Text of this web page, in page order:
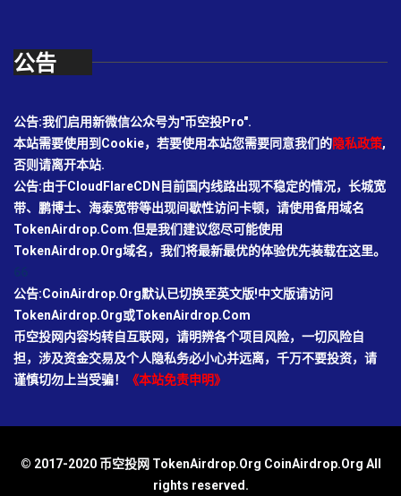
公告
公告:我们启用新微信公众号为"币空投Pro".
本站需要使用到Cookie，若要使用本站您需要同意我们的隐私政策,
否则请离开本站.
公告:由于CloudFlareCDN目前国内线路出现不稳定的情况，长城宽
带、鹏博士、海泰宽带等出现间歇性访问卡顿，请使用备用域名
TokenAirdrop.Com.但是我们建议您尽可能使用
TokenAirdrop.Org域名，我们将最新最优的体验优先装载在这里。
公告:CoinAirdrop.Org默认已切换至英文版!中文版请访问
TokenAirdrop.Org或TokenAirdrop.Com
币空投网内容均转自互联网，请明辨各个项目风险，一切风险自
担，涉及资金交易及个人隐私务必小心并远离，千万不要投资，请
谨慎切勿上当受骗！
《本站免责申明》
© 2017-2020 币空投网 TokenAirdrop.Org CoinAirdrop.Org All
rights reserved.